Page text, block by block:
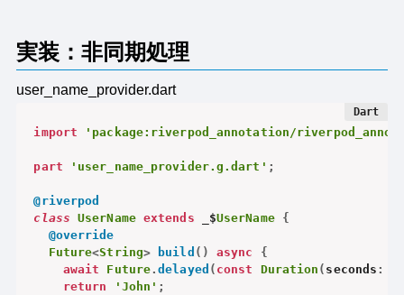
実装：非同期処理
user_name_provider.dart
import 'package:riverpod_annotation/
part 'user_name_provider.g.dart' ;
@riverpod
class
UserName extends _$UserName
{
@override
Future<String> build ( ) async
{
await
Future.delayed ( const Duration ( seconds :
return
'John' ;